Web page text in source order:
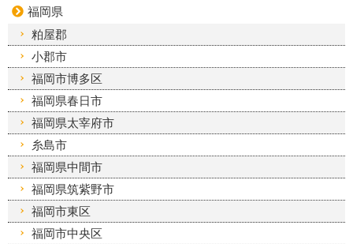
福岡県
粕屋郡
小郡市
福岡市博多区
福岡県春日市
福岡県太宰府市
糸島市
福岡県中間市
福岡県筑紫野市
福岡市東区
福岡市中央区